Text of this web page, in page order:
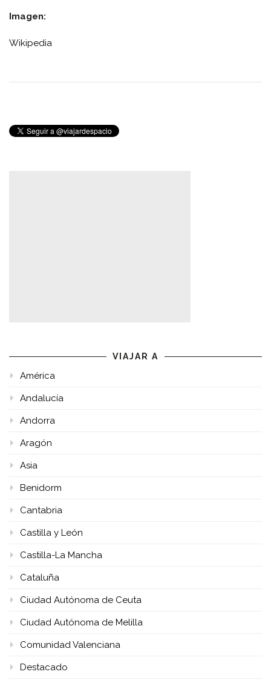
Imagen:
Wikipedia
VIAJAR A
América
Andalucía
Andorra
Aragón
Asia
Benidorm
Cantabria
Castilla y León
Castilla-La Mancha
Cataluña
Ciudad Autónoma de Ceuta
Ciudad Autónoma de Melilla
Comunidad Valenciana
Destacado